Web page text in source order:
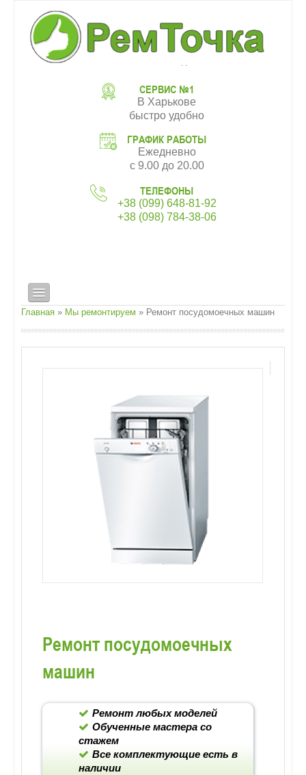
СЕРВИС №1
В Харькове
быстро удобно
ГРАФИК РАБОТЫ
Ежедневно
с 9.00 до 20.00
ТЕЛЕФОНЫ
+38 (099) 648-81-92
+38 (098) 784-38-06
О СЕРВИСЕ
ЭТО ПОЛЕЗНО ЗНАТЬ
Главная » Мы ремонтируем » Ремонт посудомоечных машин
Ремонт посудомоечных
машин
Ремонт любых моделей
Обученные мастера со
стажем
Все комплектующие есть в
наличии